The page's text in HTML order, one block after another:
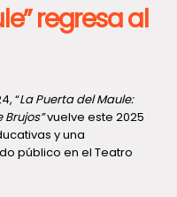
regresa al
“La Puerta del Maule:
vuelve este 2025
y una
público en el Teatro